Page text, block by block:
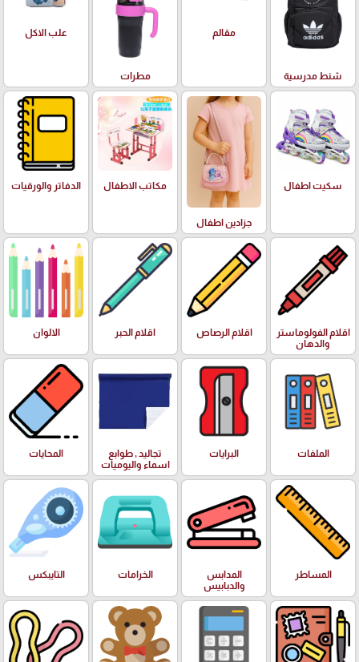
شنط مدرسية
مقالم
مطرات
علب الاكل
سكيت اطفال
جزادين اطفال
مكاتب الاطفال الدفاتر والورقيات
اقلام الفولوماستر
والدهان
اقلام الرصاص اقلام الحبر الالوان
الملفات البرايات
تجاليد , طوابع
اسماء واليوميات
المحايات
المساطر
المدابس
والدبابيس
الخرامات التايبكس